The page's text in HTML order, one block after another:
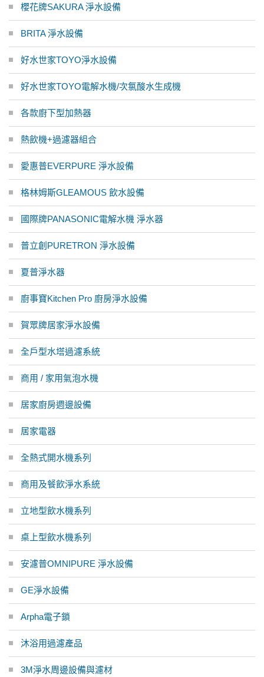
櫻花牌SAKURA 淨水設備
BRITA 淨水設備
好水世家TOYO淨水設備
好水世家TOYO電解水機/次氯酸水生成機
各款廚下型加熱器
熱飲機+過濾器組合
愛惠普EVERPURE 淨水設備
格林姆斯GLEAMOUS 飲水設備
國際牌PANASONIC電解水機 淨水器
普立創PURETRON 淨水設備
夏普淨水器
廚事寶Kitchen Pro 廚房淨水設備
賀眾牌居家淨水設備
全戶型水塔過濾系統
商用 / 家用氣泡水機
居家廚房週邊設備
居家電器
全熱式開水機系列
商用及餐飲淨水系統
立地型飲水機系列
桌上型飲水機系列
安濾普OMNIPURE 淨水設備
GE淨水設備
Arpha電子鎖
沐浴用過濾產品
3M淨水周邊設備與濾材